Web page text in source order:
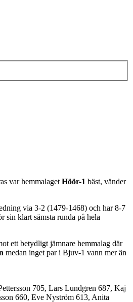
var hemmalaget Höör-1 bäst, vänder
via 3-2 (1479-1468) och har 8-7
sin klart sämsta runda på hela
ett betydligt jämnare hemmalag där
medan inget par i Bjuv-1 vann mer än
705, Lars Lundgren 687, Kaj
660, Eve Nyström 613, Anita